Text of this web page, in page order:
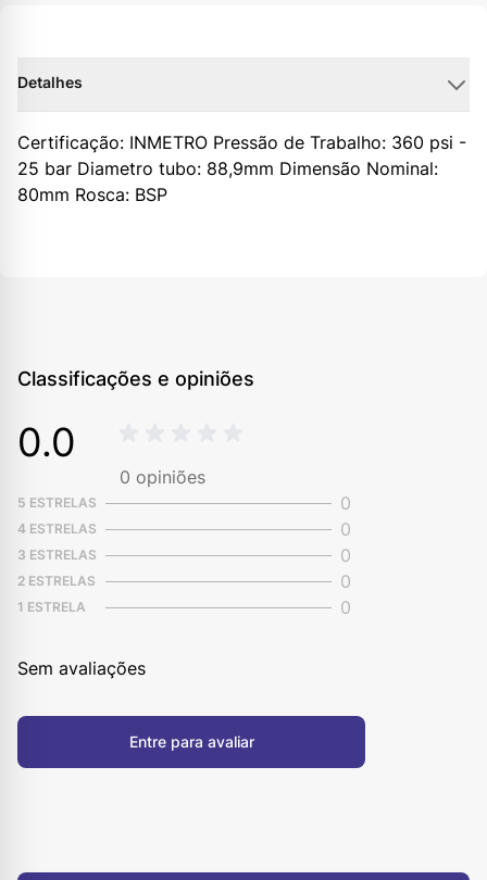
Detalhes
Certificação: INMETRO Pressão de Trabalho: 360 psi -
25 bar Diametro tubo: 88,9mm Dimensão Nominal:
80mm Rosca: BSP
Classificações e opiniões
0.0
0 opiniões
5 ESTRELAS 0
4 ESTRELAS 0
3 ESTRELAS 0
2 ESTRELAS 0
1 ESTRELA 0
Sem avaliações
Entre para avaliar